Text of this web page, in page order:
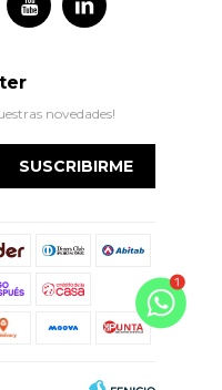
 
novedades!
SUSCRIBIRME